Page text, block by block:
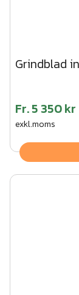
Grindblad
Fr.5 350 kr
exkl.moms